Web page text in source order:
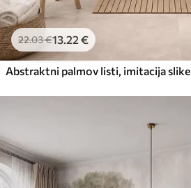
22.03€13 .22 €
Abstraktni palmov listi, imitacija slike